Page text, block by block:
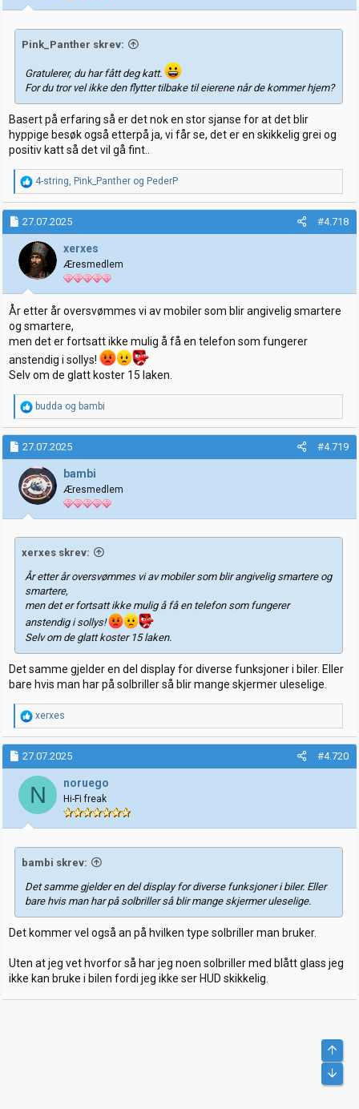
Pink_Panther skrev:
Gratulerer, du har fått deg katt.
For du tror vel ikke den flytter tilbake til eierene når de kommer hjem?
Basert på erfaring så er det nok en stor sjanse for at det blir
hyppige besøk også etterpå ja, vi får se, det er en skikkelig grei og
positiv katt så det vil gå fint..
R
e
a
k
s
j
o
n
e
r
:
4-string, Pink_Panther og PederP
27.07.2025 #4.718
xerxes
Æresmedlem
År etter år oversvømmes vi av mobiler som blir angivelig smartere
og smartere,
men det er fortsatt ikke mulig å få en telefon som fungerer
anstendig i sollys!
Selv om de glatt koster 15 laken.
R
e
a
k
s
j
o
n
e
r
budda og bambi
27.07.2025 #4.719
bambi
Æresmedlem
xerxes skrev:
År etter år oversvømmes vi av mobiler som blir angivelig smartere og
smartere,
men det er fortsatt ikke mulig å få en telefon som fungerer
anstendig i sollys!
Selv om de glatt koster 15 laken.
Det samme gjelder en del display for diverse funksjoner i biler. Eller
bare hvis man har på solbriller så blir mange skjermer uleselige.
R
e
a
k
s
j
o
e
r
xerxes
27.07.2025 #4.720
N noruego
Hi-Fi freak
bambi skrev:
Det samme gjelder en del display for diverse funksjoner i biler. Eller
bare hvis man har på solbriller så blir mange skjermer uleselige.
Det kommer vel også an på hvilken type solbriller man bruker.
Uten at jeg vet hvorfor så har jeg noen solbriller med blått glass jeg
ikke kan bruke i bilen fordi jeg ikke ser HUD skikkelig.